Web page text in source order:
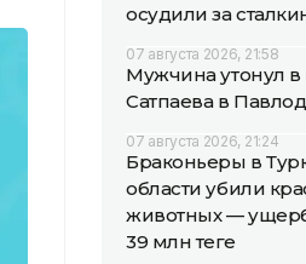
осудили за
07 августа 2026, 21:58
Мужчина утонул
Сатпаева в
07 августа 2026, 21:24
Браконьеры в
области убили
животных —
39 млн теңге